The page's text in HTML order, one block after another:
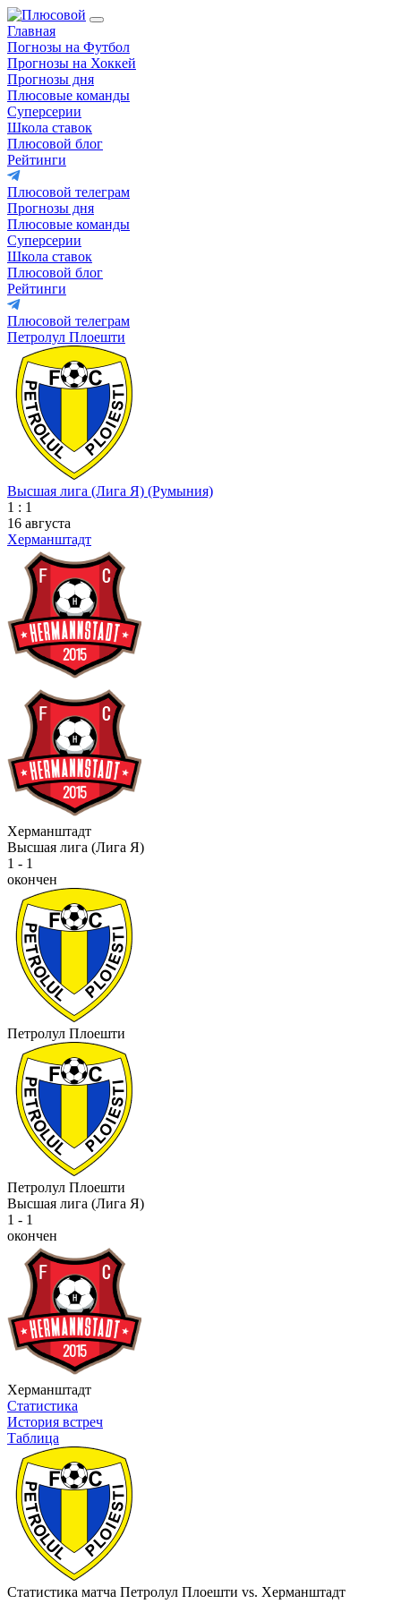
Главная
Погнозы на Футбол
Прогнозы на Хоккей
Прогнозы дня
Плюсовые команды
Суперсерии
Школа ставок
Плюсовой блог
Рейтинги
Плюсовой телеграм
Прогнозы дня
Плюсовые команды
Суперсерии
Школа ставок
Плюсовой блог
Рейтинги
Плюсовой телеграм
Петролул Плоешти
Высшая лига (Лига Я) (Румыния)
1 : 1
16 августа
Херманштадт
Херманштадт
Высшая лига (Лига Я)
1 - 1
окончен
Петролул Плоешти
Петролул Плоешти
Высшая лига (Лига Я)
1 - 1
окончен
Херманштадт
Статистика
История встреч
Таблица
Статистика матча Петролул Плоешти vs. Херманштадт